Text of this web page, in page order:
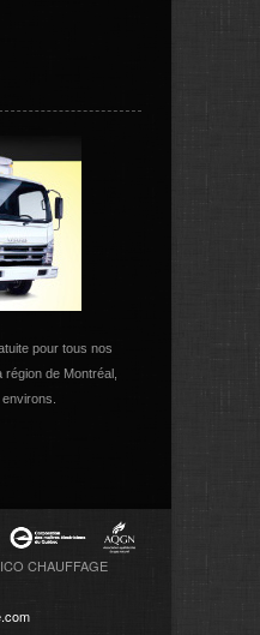
pour tous nos
de Montréal,
CHAUFFAGE